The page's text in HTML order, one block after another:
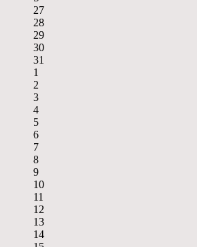
27
28
29
30
31
1
2
3
4
5
6
7
8
9
10
11
12
13
14